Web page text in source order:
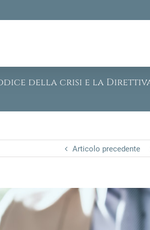
della crisi e la
Articolo precedente